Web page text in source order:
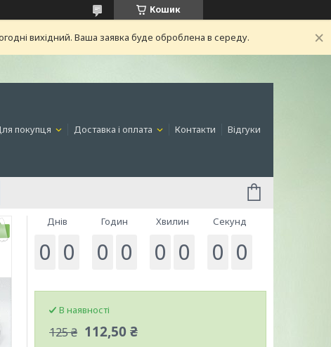
Кошик
вихідний. Ваша заявка буде оброблена в середу.
покупця Доставка і оплата Контакти Відгуки
Днів
0 0
Годин
0 0
Хвилин
0 0
Секунд
0 0
В наявності
125 ₴ 112,50 ₴